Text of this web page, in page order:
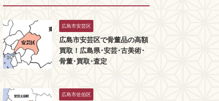
広島市安芸区
広島市安芸区で骨董品の高額
買取！広島県･安芸･古美術･
骨董･買取･査定
広島市佐伯区